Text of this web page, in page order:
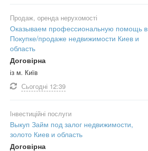
Продаж, оренда нерухомості
Оказываем профессиональную помощь в
Покупке/продаже недвижимости Киев и
область
Договірна
із м. Київ
Сьогодні 12:39
Інвестиційні послуги
Выкуп Займ под залог недвижимости,
золото Киев и область
Договірна